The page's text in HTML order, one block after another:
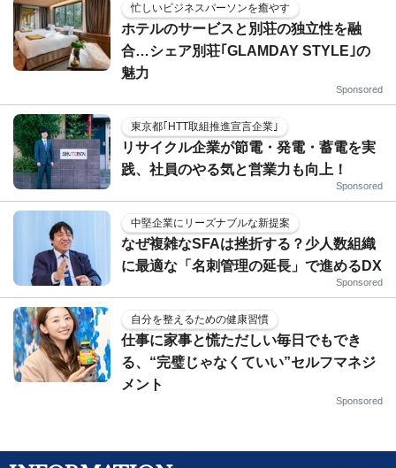
忙しいビジネスパーソンを癒やす
ホテルのサービスと別荘の独立性を融
合…シェア別荘｢GLAMDAY STYLE｣の
魅力
Sponsored
東京都｢HTT取組推進宣言企業｣
リサイクル企業が節電・発電・蓄電を実
践、社員のやる気と営業力も向上！
Sponsored
中堅企業にリーズナブルな新提案
なぜ複雑なSFAは挫折する？少人数組織
に最適な「名刺管理の延長」で進めるDX
Sponsored
自分を整えるための健康習慣
仕事に家事と慌ただしい毎日でもでき
る、“完璧じゃなくていい”セルフマネジ
メント
Sponsored